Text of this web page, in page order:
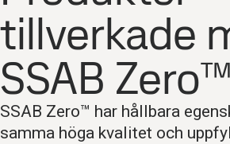
tillverkade
SSAB
SSAB Zero™ har hållbara
samma höga kvalitet och